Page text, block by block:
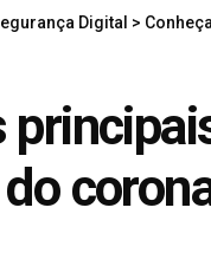
Digital >